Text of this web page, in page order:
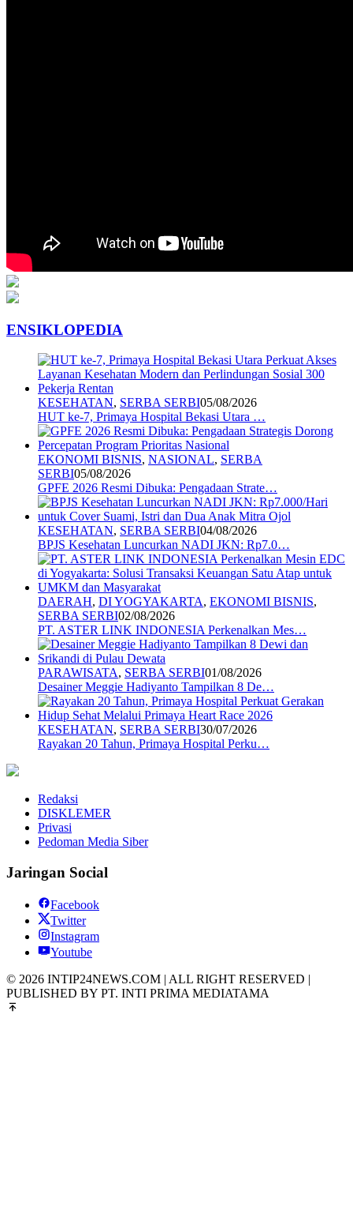
ENSIKLOPEDIA
KESEHATAN, SERBA SERBI05/08/2026
HUT ke-7, Primaya Hospital Bekasi Utara …
EKONOMI BISNIS, NASIONAL, SERBA
SERBI05/08/2026
GPFE 2026 Resmi Dibuka: Pengadaan Strate…
KESEHATAN, SERBA SERBI04/08/2026
BPJS Kesehatan Luncurkan NADI JKN: Rp7.0…
DAERAH, DI YOGYAKARTA, EKONOMI BISNIS,
SERBA SERBI02/08/2026
PT. ASTER LINK INDONESIA Perkenalkan Mes…
PARAWISATA, SERBA SERBI01/08/2026
Desainer Meggie Hadiyanto Tampilkan 8 De…
KESEHATAN, SERBA SERBI30/07/2026
Rayakan 20 Tahun, Primaya Hospital Perku…
Redaksi
DISKLEMER
Privasi
Pedoman Media Siber
Jaringan Social
Facebook
Twitter
Instagram
Youtube
© 2026 INTIP24NEWS.COM | ALL RIGHT RESERVED |
PUBLISHED BY PT. INTI PRIMA MEDIATAMA